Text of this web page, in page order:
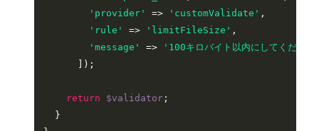
'provider'
=> 'customValidate' ,
'rule'
=> 'limitFileSize' ,
'message'
=>
'100キロバイト以内にしてくださ
      ]);
return $validator ;
  }